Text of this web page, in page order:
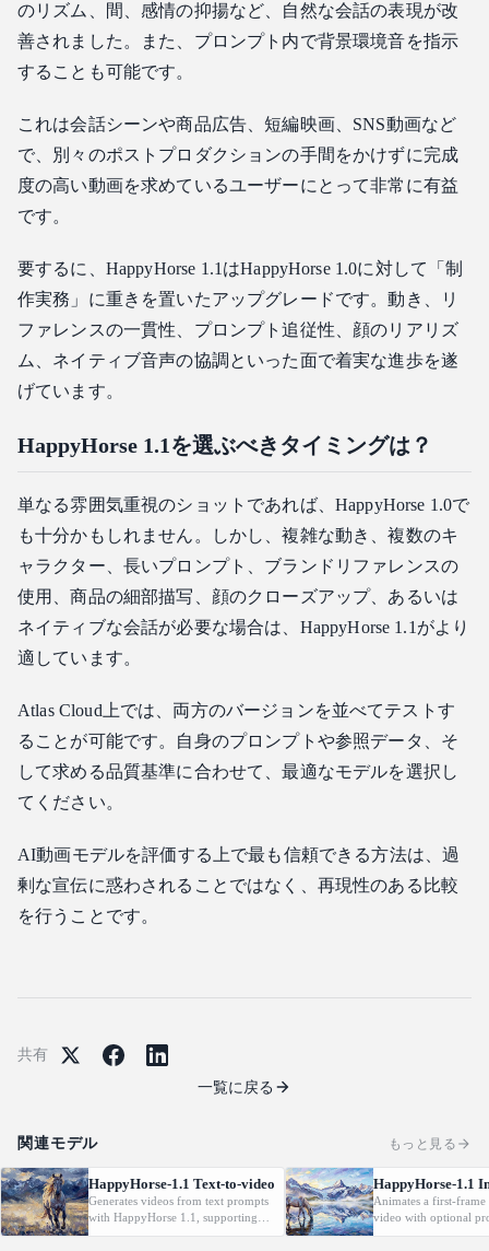
のリズム、間、感情の抑揚など、自然な会話の表現が改
善されました。また、プロンプト内で背景環境音を指示
することも可能です。
これは会話シーンや商品広告、短編映画、SNS動画など
で、別々のポストプロダクションの手間をかけずに完成
度の高い動画を求めているユーザーにとって非常に有益
です。
要するに、HappyHorse 1.1はHappyHorse 1.0に対して「制
作実務」に重きを置いたアップグレードです。動き、リ
ファレンスの一貫性、プロンプト追従性、顔のリアリズ
ム、ネイティブ音声の協調といった面で着実な進歩を遂
げています。
HappyHorse 1.1を選ぶべきタイミングは？
単なる雰囲気重視のショットであれば、HappyHorse 1.0で
も十分かもしれません。しかし、複雑な動き、複数のキ
ャラクター、長いプロンプト、ブランドリファレンスの
使用、商品の細部描写、顔のクローズアップ、あるいは
ネイティブな会話が必要な場合は、HappyHorse 1.1がより
適しています。
Atlas Cloud上では、両方のバージョンを並べてテストす
ることが可能です。自身のプロンプトや参照データ、そ
して求める品質基準に合わせて、最適なモデルを選択し
てください。
AI動画モデルを評価する上で最も信頼できる方法は、過
剰な宣伝に惑わされることではなく、再現性のある比較
を行うことです。
共有
一覧に戻る
関連モデル もっと見る
HappyHorse-1.1 Text-to-video
Generates videos from text prompts
with HappyHorse 1.1, supporting
720P or 1080P output, flexible
HappyHorse-1.1
Animates a first-
video with optional
720P or 1080P